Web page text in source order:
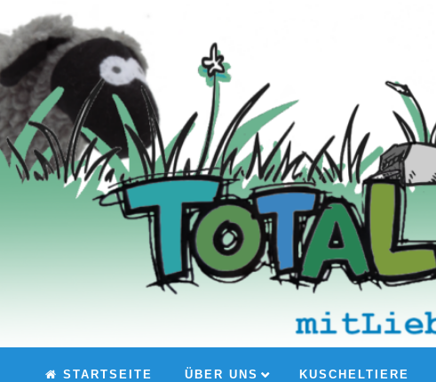
STARTSEITE ÜBER UNS KUSCHELTIERE